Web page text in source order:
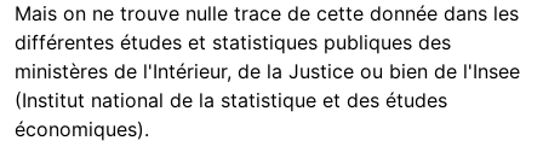
Mais on ne trouve nulle trace de cette donnée dans les
différentes études et statistiques publiques des
ministères de l'Intérieur, de la Justice ou bien de l'Insee
(Institut national de la statistique et des études
économiques).